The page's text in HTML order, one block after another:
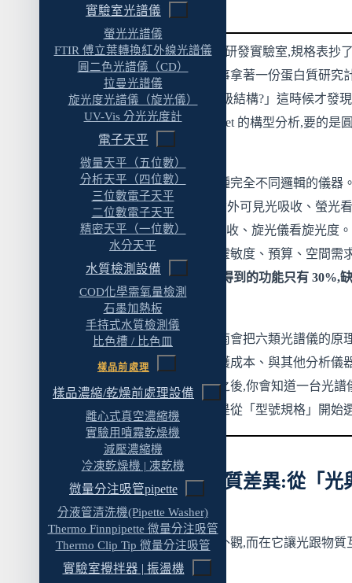
實驗室光譜儀
螢光光譜儀
FTIR 傅立葉轉換紅外線光譜儀
圓二色光譜儀（CD）
拉曼光譜儀
旋光度光譜儀（旋光儀）
UV-Vis 分光光度計
電子天平
微量天平（五位數）
分析天平（四位數）
三位數電子天平
二位數電子天平
精密天平（一位數）
水分天平
水質檢測設備
COD化學需氧量檢測
石墨加熱板
手持式水質檢測儀
比色槽 / 比色皿
樣品前處理
樣品濃縮/乾燥前處理設備
離心式真空濃縮機
實驗用噴霧乾燥機
減壓濃縮機
冷凍乾燥機 | 凍乾機
微量分注吸管pipette
分液管清洗機(Pipette Washer)
Thermo Finnpipette 微量分注吸管
Thermo Clip Tip 微量分注吸管
實驗室攪拌器 | 振盪機
量濃度:UV-Vis 是起點
鑑定結構:FTIR 是主力
手性分子:旋光儀夠用還是要 CD?
會發光的樣品:螢光不只是螢光
四、實驗室光譜儀的共通選購四要素
波長範圍:延伸到 NIR 還是只到 UV-Vis?
解析度:看峰形決定上限
通量:單通道、雙通道還是高通量盤式?
附件擴充性:主機只是開始
五、光譜儀的安裝環境與空間配套
六、光譜儀的維護成本與耗材壽命
主機 vs 耗材:十年總擁有成本怎麼算
常見耗材:光源燈泡、比色槽、ATR 晶體、樣
品池
校正與驗證:法規驅動產業的隱形成本
七、光譜儀與其他分析儀器的互補位置
光譜儀 vs 層析儀(HPLC / GC):分離 vs 鑑定的
分工
光譜儀 vs 質譜儀(MS):一個看官能基,一個看分
子量
光譜儀 vs NMR:研究級實驗室為什麼兩者都要
旋光
第一年負責採購一台 UV-Vis 給研發實驗室,規格表抄
家、預算也通過了。半年後同事拿著一份蛋白質研究
過來問:「為什麼這台不能看二級結構?」這時候才發
方真正想做的是 α-helix 跟 β-sheet 的構型分析,要的是
色光譜儀(CD),不是 UV-Vis。
光譜儀這個詞底下其實住著六種完全不同邏輯的儀器
FTIR 看紅外吸收、UV-Vis 看紫外可見光吸收、螢光
光、拉曼看散射、CD 看手性吸收、旋光儀看旋光度
異從原理一路擴及樣品準備、靈敏度、預算、空間需
買錯不是「不能用」,而是「用得到的功能只有 30%,
那 70% 還要再買第二台」
這篇實驗室光譜儀完整選購指南會把六類光譜儀的原
照、選購邏輯、空間配套、維護成本、與其他分析儀
互補位置一次整理清楚。讀完之後,你會知道一台光譜
從「分析目的」開始反推、不是從「型號規格」開始
一、六類光譜儀的本質差異:從「光
物質互動」談起
實驗室光譜儀真正的差異不在外觀,而在它讓光跟物質
時看的是哪一件事。